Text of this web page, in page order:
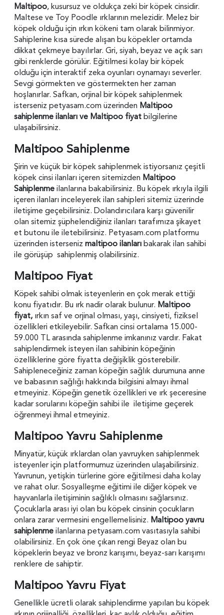
Maltipoo, kusursuz ve oldukça zeki bir köpek cinsidir.
Maltese ve Toy Poodle ırklarının melezidir. Melez bir
köpek olduğu için ırkın kökeni tam olarak bilinmiyor.
Sahiplerine kısa sürede alışan bu köpekler ortamda
dikkat çekmeye bayılırlar. Gri, siyah, beyaz ve açık sarı
gibi renklerde görülür. Eğitilmesi kolay bir köpek
olduğu için interaktif zeka oyunları oynamayı severler.
Sevgi görmekten ve göstermekten her zaman
hoşlanırlar. Safkan, orjinal bir köpek sahiplenmek
isterseniz petyasam.com üzerinden Maltipoo
sahiplenme ilanları ve Maltipoo fiyatbilgilerine
ulaşabilirsiniz.
Maltipoo Sahiplenme
Şirin ve küçük bir köpek sahiplenmek istiyorsanız çeşitli
köpek cinsi ilanları içeren sitemizden Maltipoo
Sahiplenmeilanlarına bakabilirsiniz. Bu köpek ırkıyla ilgili
içeren ilanları inceleyerek ilan sahipleri sitemiz üzerinde
iletişime geçebilirsiniz. Dolandırıcılara karşı güvenilir
olan sitemiz şüphelendiğiniz ilanları tarafımıza şikayet
et butonu ile iletebilirsiniz. Petyasam.com platformu
üzerinden isterseniz maltipoo ilanlarıbakarak ilan sahibi
ile görüşüp sahiplenmiş olabilirsiniz.
Maltipoo Fiyat
Köpek sahibi olmak isteyenlerin en çok merak ettiği
konu fiyatıdır. Bu ırk nadir olarak bulunur. Maltipoo
fiyat, ırkın saf ve orjinal olması, yaşı, cinsiyeti, fiziksel
özellikleri etkileyebilir. Safkan cinsi ortalama 15.000-
59.000 TL arasında sahiplenme imkanınız vardır. Fakat
sahiplendirmek isteyen ilan sahibinin köpeğinin
özelliklerine göre fiyatta değişiklik gösterebilir.
Sahipleneceğiniz zaman köpeğin sağlık durumuna anne
ve babasının sağlığı hakkında bilgisini almayı ihmal
etmeyiniz. Köpeğin genetik özellikleri ve ırk şeceresine
kadar sorularını köpeğin sahibi ile iletişime geçerek
öğrenmeyi ihmal etmeyiniz.
Maltipoo Yavru Sahiplenme
Minyatür, küçük ırklardan olan yavruyken sahiplenmek
isteyenler için platformumuz üzerinden ulaşabilirsiniz.
Yavrunun, yetişkin türlerine göre eğitilmesi daha kolay
ve rahat olur. Sosyalleşme eğitimi ile diğer köpek ve
hayvanlarla iletişiminin sağlıklı olmasını sağlarsınız.
Çocuklarla arası iyi olan bu köpek cinsinin çocukların
onlara zarar vermesini engellemelisiniz. Maltipoo yavru
sahiplenmeilanlarına petyasam.com vasıtasıyla sahibi
olabilirsiniz. En çok öne çıkan rengi Beyaz olan bu
köpeklerin beyaz ve bronz karışımı, beyaz-sarı karışımı
renklere de sahiptir.
Maltipoo Yavru Fiyat
Genellikle ücretli olarak sahiplendirme yapılan bu köpek